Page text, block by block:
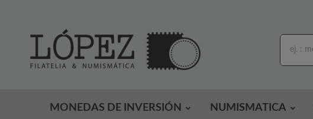
MONEDAS DE INVERSIÓN NUMISMATICA